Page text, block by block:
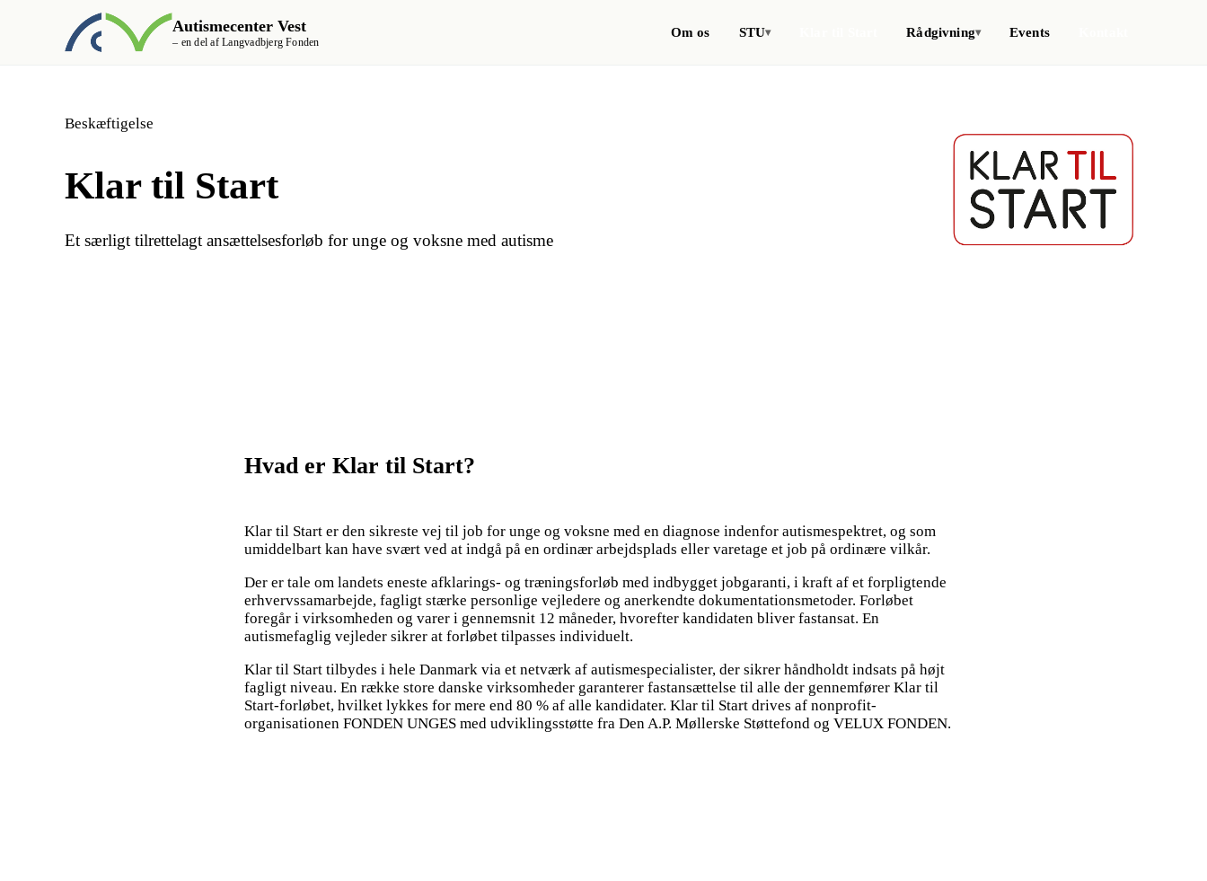
Autismecenter Vest
– en del af Langvadbjerg Fonden
Om os STU▾ Rådgivning▾ Events
Beskæftigelse
Klar til Start
Et særligt tilrettelagt ansættelsesforløb for unge og voksne med autisme
Hvad er Klar til Start?
Klar til Start er den sikreste vej til job for unge og voksne med en diagnose indenfor autismespektret, og som
umiddelbart kan have svært ved at indgå på en ordinær arbejdsplads eller varetage et job på ordinære vilkår.
Der er tale om landets eneste afklarings- og træningsforløb med indbygget jobgaranti, i kraft af et forpligtende
erhvervssamarbejde, fagligt stærke personlige vejledere og anerkendte dokumentationsmetoder. Forløbet
foregår i virksomheden og varer i gennemsnit 12 måneder, hvorefter kandidaten bliver fastansat. En
autismefaglig vejleder sikrer at forløbet tilpasses individuelt.
Klar til Start tilbydes i hele Danmark via et netværk af autismespecialister, der sikrer håndholdt indsats på højt
fagligt niveau. En række store danske virksomheder garanterer fastansættelse til alle der gennemfører Klar til
Start-forløbet, hvilket lykkes for mere end 80 % af alle kandidater. Klar til Start drives af nonprofit-
organisationen FONDEN UNGES med udviklingsstøtte fra Den A.P. Møllerske Støttefond og VELUX FONDEN.